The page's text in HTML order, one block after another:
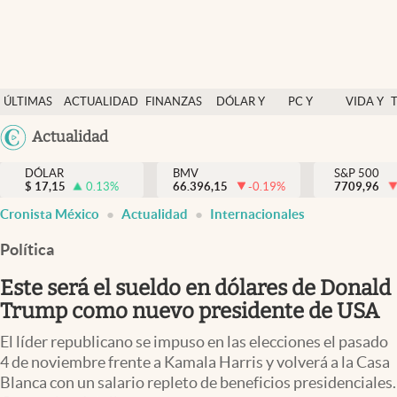
ÚLTIMAS
NOTICIAS
ACTUALIDAD
FINANZAS
DÓLAR Y
PC Y
VIDA Y
México
Actualidad
Actualidad
Finanzas y economía
Dólar y mercados
Pc y celular
Vida y estilo
DÓLAR
$ 17,15 0.13%
BMV
66.396,15
-0.19%
S&P 500
7709,96
Cronista México Actualidad Internacionales
Política
Este será el sueldo en dólares de Donald
Trump como nuevo presidente de USA
El líder republicano se impuso en las elecciones el pasado
4 de noviembre frente a Kamala Harris y volverá a la Casa
Blanca con un salario repleto de beneficios presidenciales.